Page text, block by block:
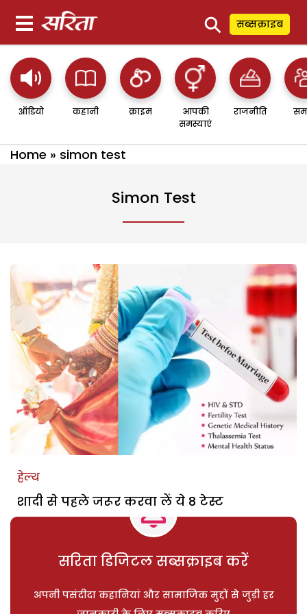
⚲ सब्सक्राइब
ऑडियो कहानी क्राइम
आपकी
समस्याएं
राजनीति
Home » simon test
Simon Test
हेल्थ
शादी से पहले जरूर करवा लें ये 8 टेस्ट
सरिता डिजिटल सब्सक्राइब करें
अपनी पसंदीदा कहानियां और सामाजिक मुद्दों से जुड़ी हर